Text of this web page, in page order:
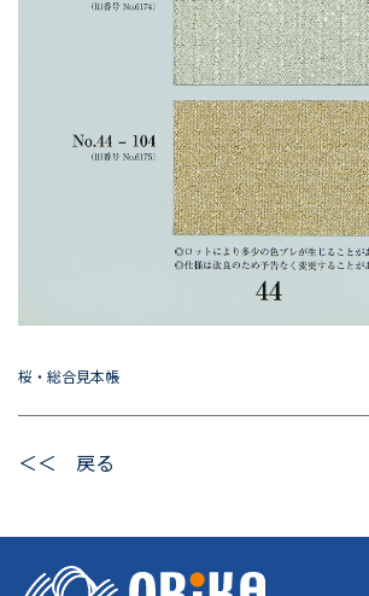
桜・総合見本帳
＜＜ 戻る